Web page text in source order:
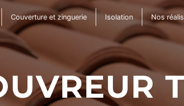
Couverture et zinguerie Isolation Nos